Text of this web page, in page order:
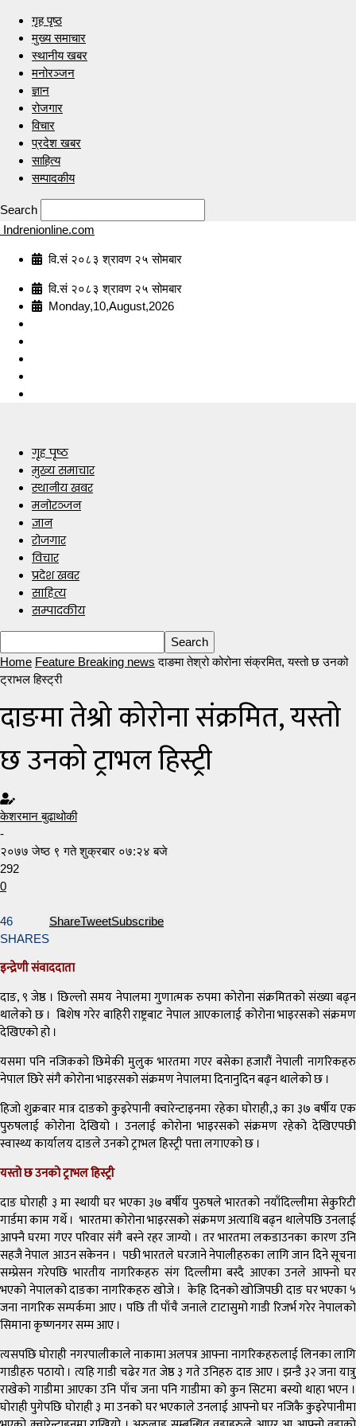
गृह पृष्ठ
मुख्य समाचार
स्थानीय खबर
मनोरञ्जन
ज्ञान
रोजगार
विचार
प्रदेश खबर
साहित्य
सम्पादकीय
Search
Indrenionline.com
वि.सं २०८३ श्रावण २५ सोमबार
वि.सं २०८३ श्रावण २५ सोमबार
Monday,10,August,2026
गृह पृष्ठ
मुख्य समाचार
स्थानीय खबर
मनोरञ्जन
ज्ञान
रोजगार
विचार
प्रदेश खबर
साहित्य
सम्पादकीय
Home Feature Breaking news दाङमा तेश्रो कोरोना संक्रमित, यस्तो छ उनको
ट्राभल हिस्ट्री
दाङमा तेश्रो कोरोना संक्रमित, यस्तो
छ उनको ट्राभल हिस्ट्री
केशरमान बुढाथोकी
-
२०७७ जेष्ठ ९ गते शुक्रबार ०७:२४ बजे
292
0
46
SHARES
ShareTweetSubscribe
इन्द्रेणी संवाददाता
दाङ, ९ जेष्ठ । छिल्लो समय नेपालमा गुणात्मक रुपमा कोरोना संक्रमितको संख्या बढ्न
थालेको छ । बिशेष गरेर बाहिरी राष्ट्रबाट नेपाल आएकालाई कोरोना भाइरसको संक्रमण
देखिएको हो ।
यसमा पनि नजिकको छिमेकी मुलुक भारतमा गएर बसेका हजारौं नेपाली नागरिकहरु
नेपाल छिरे संगै कोरोना भाइरसको संक्रमण नेपालमा दिनानुदिन बढ्न थालेको छ ।
हिजो शुक्रबार मात्र दाङको कुइरेपानी क्वारेन्टाइनमा रहेका घोराही,३ का ३७ बर्षीय एक
पुरुषलाई कोरोना देखियो । उनलाई कोरोना भाइरसको संक्रमण रहेको देखिएपछी
स्वास्थ्य कार्यालय दाङले उनको ट्राभल हिस्ट्री पत्ता लगाएको छ ।
यस्तो छ उनको ट्राभल हिस्ट्री
दाङ घोराही ३ मा स्थायी घर भएका ३७ बर्षीय पुरुषले भारतको नयाँदिल्लीमा सेकुरिटी
गार्डमा काम गर्थे । भारतमा कोरोना भाइरसको संक्रमण अत्याधि बढ्न थालेपछि उनलाई
आफ्नै घरमा गएर परिवार संगै बस्ने रहर जाग्यो । तर भारतमा लकडाउनका कारण उनि
सहजै नेपाल आउन सकेनन । पछी भारतले घरजाने नेपालीहरुका लागि जान दिने सूचना
सम्प्रेसन गरेपछि भारतीय नागरिकहरु संग दिल्लीमा बस्दै आएका उनले आफ्नो घर
भएको नेपालको दाङका नागरिकहरु खोजे । केहि दिनको खोजिपछी दाङ घर भएका ५
जना नागरिक सम्पर्कमा आए । पछि ती पाँचै जनाले टाटासुमो गाडी रिजर्भ गरेर नेपालको
सिमाना कृष्णनगर सम्म आए ।
त्यसपछि घोराही नगरपालीकाले नाकामा अलपत्र आफ्ना नागरिकहरुलाई लिनका लागि
गाडीहरु पठायो । त्यहि गाडी चढेर गत जेष्ठ ३ गते उनिहरु दाङ आए । झन्डै ३२ जना यात्रु
राखेको गाडीमा आएका उनि पाँच जना पनि गाडीमा को कुन सिटमा बस्यो थाहा भएन ।
घोराही पुगेपछि घोराही ३ मा उनको घर भएकाले उनलाई आफ्नो घर नजिकै कुइरेपानीमा